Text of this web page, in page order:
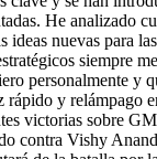
He analizado
ideas nuevas para
siempre
personalmente y
rápido y relámpago
victorias sobre
contra Vishy